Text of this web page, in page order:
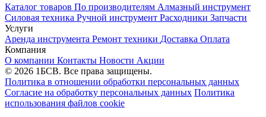
Каталог товаров По производителям Алмазный инструмент
Силовая техника Ручной инструмент Расходники Запчасти
Услуги
Аренда инструмента Ремонт техники Доставка Оплата
Компания
О компании Контакты Новости Акции
© 2026 1БСВ. Все права защищены.
Политика в отношении обработки персональных данных
Согласие на обработку персональных данных Политика
использования файлов cookie